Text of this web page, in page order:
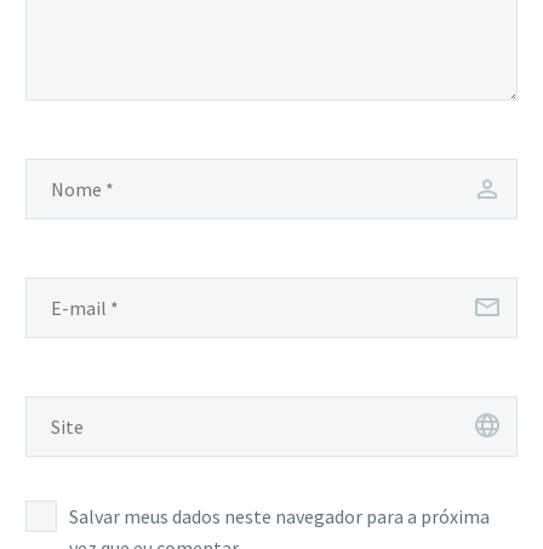
Salvar meus dados neste navegador para a próxima